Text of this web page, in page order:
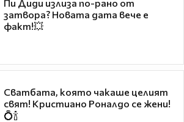
Пи Диди излиза по-рано от
затвора? Новата дата вече е
факт!💥
Сватбата, която чакаше целият
свят! Кристиано Роналдо се жени!
💍🍾